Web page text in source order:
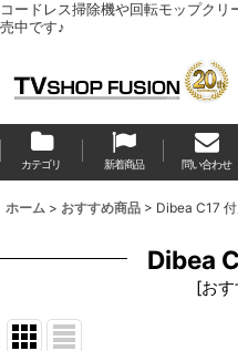
コードレス掃除機や回転モップク
売中です♪
カテゴリ 新着商品 問い合わせ
ホーム > おすすめ商品 > Dibea C17
Dibea
[おす